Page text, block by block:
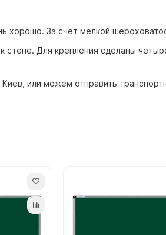
хорошо. За счет мелкой
стене. Для крепления сделаны
или можем отправить